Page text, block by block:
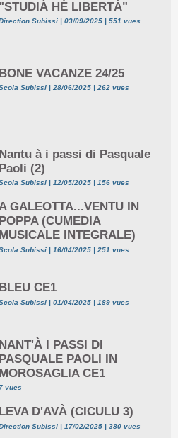
"STUDIÀ HÈ LIBERTÀ"
Subissi | 03/09/2025 | 551 vues
BONE VACANZE 24/25
Subissi | 28/06/2025 | 262 vues
Nantu à i passi di Pasquale
Paoli (2)
Subissi | 12/05/2025 | 156 vues
GALEOTTA...VENTU IN
POPPA (CUMEDIA
MUSICALE INTEGRALE)
Subissi | 16/04/2025 | 251 vues
BLEU CE1
Subissi | 01/04/2025 | 189 vues
NANT'À I PASSI DI
PASQUALE PAOLI IN
MOROSAGLIA CE1
vues
LEVA D'AVÀ (CICULU 3)
Subissi | 17/02/2025 | 380 vues